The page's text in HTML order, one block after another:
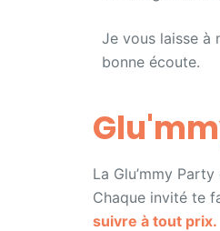
Je vous laisse à
bonne écoute.
La Glu’mmy
Chaque invité te
suivre à tout prix.